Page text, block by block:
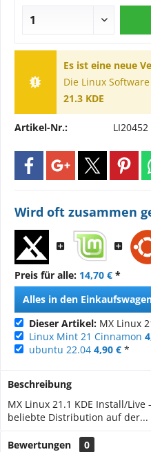
Es ist eine neue
Die Linux
21.3 KDE
Artikel-Nr.: LI20452
Wird oft zusammen
Preis für alle: 14,70 € *
Alles in den
Dieser Artikel: MX Linux
Linux Mint 21 Cinnamon
ubuntu 22.04 4,90 € *
Beschreibung
MX Linux 21.1 KDE Install/
beliebte Distribution auf der...
Bewertungen
0